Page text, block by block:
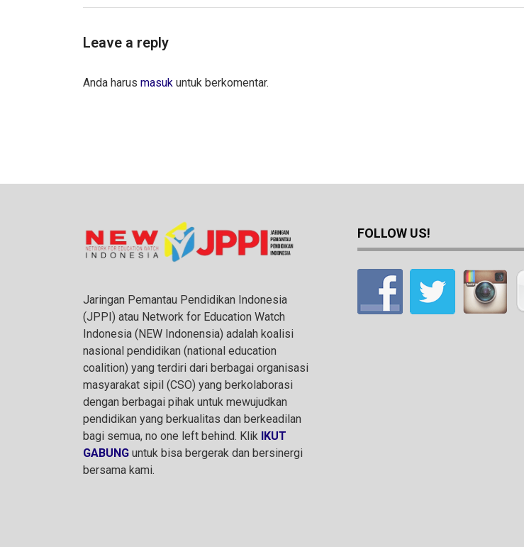
Leave a reply
Anda harus masuk untuk berkomentar.
Jaringan Pemantau Pendidikan Indonesia
(JPPI) atau Network for Education Watch
Indonesia (NEW Indonensia) adalah koalisi
nasional pendidikan (national education
coalition) yang terdiri dari berbagai organisasi
masyarakat sipil (CSO) yang berkolaborasi
dengan berbagai pihak untuk mewujudkan
pendidikan yang berkualitas dan berkeadilan
bagi semua, no one left behind. Klik IKUT
GABUNG untuk bisa bergerak dan bersinergi
bersama kami.
FOLLOW US!